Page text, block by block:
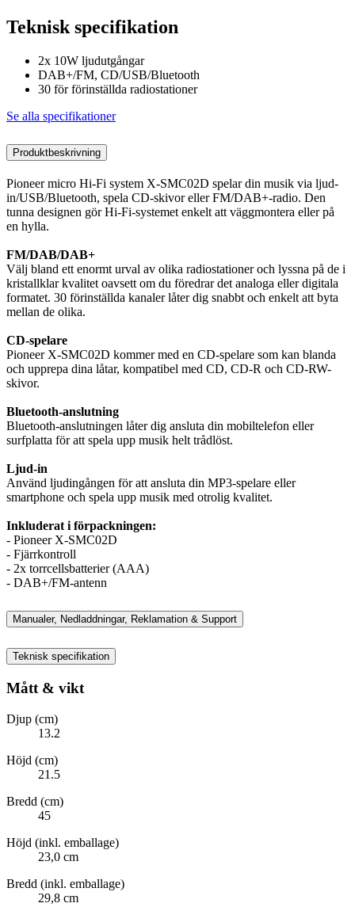
Teknisk specifikation
2x 10W ljudutgångar
DAB+/FM, CD/USB/Bluetooth
30 för förinställda radiostationer
Se alla specifikationer
Produktbeskrivning
Pioneer micro Hi-Fi system X-SMC02D spelar din musik via ljud-
in/USB/Bluetooth, spela CD-skivor eller FM/DAB+-radio. Den
tunna designen gör Hi-Fi-systemet enkelt att väggmontera eller på
en hylla.
FM/DAB/DAB+
Välj bland ett enormt urval av olika radiostationer och lyssna på de i
kristallklar kvalitet oavsett om du föredrar det analoga eller digitala
formatet. 30 förinställda kanaler låter dig snabbt och enkelt att byta
mellan de olika.
CD-spelare
Pioneer X-SMC02D kommer med en CD-spelare som kan blanda
och upprepa dina låtar, kompatibel med CD, CD-R och CD-RW-
skivor.
Bluetooth-anslutning
Bluetooth-anslutningen låter dig ansluta din mobiltelefon eller
surfplatta för att spela upp musik helt trådlöst.
Ljud-in
Använd ljudingången för att ansluta din MP3-spelare eller
smartphone och spela upp musik med otrolig kvalitet.
Inkluderat i förpackningen:
- Pioneer X-SMC02D
- Fjärrkontroll
- 2x torrcellsbatterier (AAA)
- DAB+/FM-antenn
Manualer, Nedladdningar, Reklamation & Support
Teknisk specifikation
Mått & vikt
Djup (cm)
13.2
Höjd (cm)
21.5
Bredd (cm)
45
Höjd (inkl. emballage)
23,0 cm
Bredd (inkl. emballage)
29,8 cm